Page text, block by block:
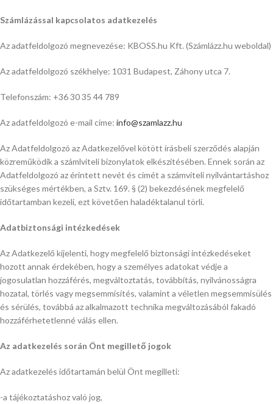
Számlázással kapcsolatos adatkezelés
Az adatfeldolgozó megnevezése: KBOSS.hu Kft. (Számlázz.hu weboldal)
Az adatfeldolgozó székhelye: 1031 Budapest, Záhony utca 7.
Telefonszám: +36 30 35 44 789
Az adatfeldolgozó e-mail címe: info@szamlazz.hu
Az Adatfeldolgozó az Adatkezelővel kötött írásbeli szerződés alapján
közreműködik a számlviteli bizonylatok elkészítésében. Ennek során az
Adatfeldolgozó az érintett nevét és címét a számviteli nyilvántartáshoz
szükséges mértékben, a Sztv. 169. § (2) bekezdésének megfelelő
időtartamban kezeli, ezt követően haladéktalanul törli.
Adatbiztonsági intézkedések
Az Adatkezelő kijelenti, hogy megfelelő biztonsági intézkedéseket
hozott annak érdekében, hogy a személyes adatokat védje a
jogosulatlan hozzáférés, megváltoztatás, továbbítás, nyilvánosságra
hozatal, törlés vagy megsemmisítés, valamint a véletlen megsemmisülés
és sérülés, továbbá az alkalmazott technika megváltozásából fakadó
hozzáférhetetlenné válás ellen.
Az adatkezelés során Önt megillető jogok
Az adatkezelés időtartamán belül Önt megilleti:
-a tájékoztatáshoz való jog,